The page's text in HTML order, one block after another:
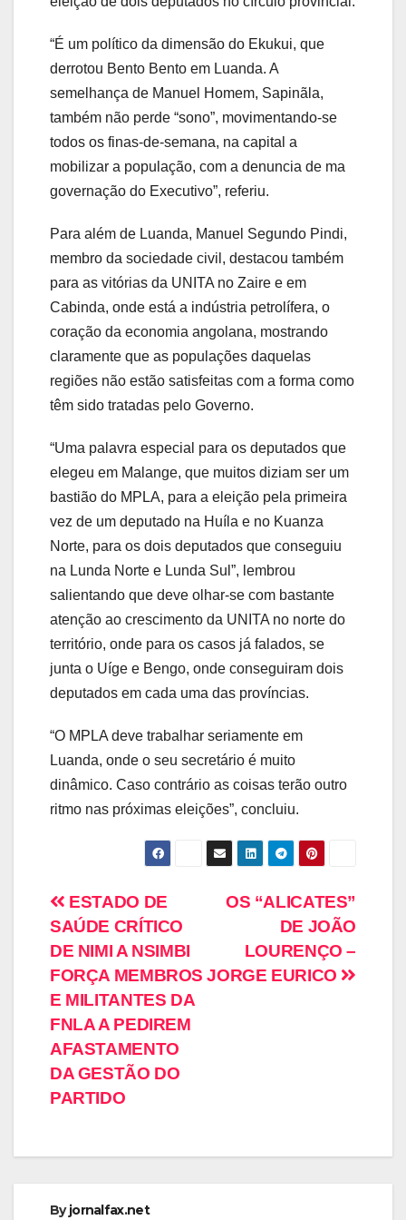
“É um político da dimensão do Ekukui, que
derrotou Bento Bento em Luanda. A
semelhança de Manuel Homem, Sapinãla,
também não perde “sono”, movimentando-se
todos os finas-de-semana, na capital a
mobilizar a população, com a denuncia de ma
governação do Executivo”, referiu.
Para além de Luanda, Manuel Segundo Pindi,
membro da sociedade civil, destacou também
para as vitórias da UNITA no Zaire e em
Cabinda, onde está a indústria petrolífera, o
coração da economia angolana, mostrando
claramente que as populações daquelas
regiões não estão satisfeitas com a forma como
têm sido tratadas pelo Governo.
“Uma palavra especial para os deputados que
elegeu em Malange, que muitos diziam ser um
bastião do MPLA, para a eleição pela primeira
vez de um deputado na Huíla e no Kuanza
Norte, para os dois deputados que conseguiu
na Lunda Norte e Lunda Sul”, lembrou
salientando que deve olhar-se com bastante
atenção ao crescimento da UNITA no norte do
território, onde para os casos já falados, se
junta o Uíge e Bengo, onde conseguiram dois
deputados em cada uma das províncias.
“O MPLA deve trabalhar seriamente em
Luanda, onde o seu secretário é muito
dinâmico. Caso contrário as coisas terão outro
ritmo nas próximas eleições”, concluiu.
OS “ALICATES”
DE JOÃO
LOURENÇO –
JORGE EURICO
ESTADO DE
SAÚDE CRÍTICO
DE NIMI A NSIMBI
FORÇA MEMBROS
E MILITANTES DA
FNLA A PEDIREM
AFASTAMENTO
DA GESTÃO DO
PARTIDO
Byjornalfax.net